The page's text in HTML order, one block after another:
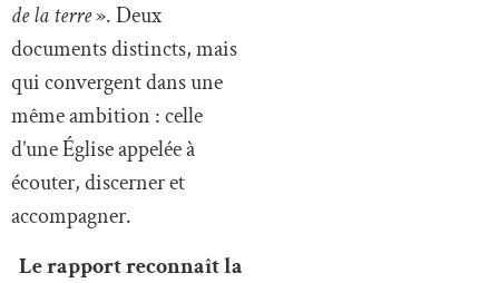
de la terre». Deux
documents distincts, mais
qui convergent dans une
même ambition : celle
d’une Église appelée à
écouter, discerner et
accompagner.
Le rapport reconnaît la